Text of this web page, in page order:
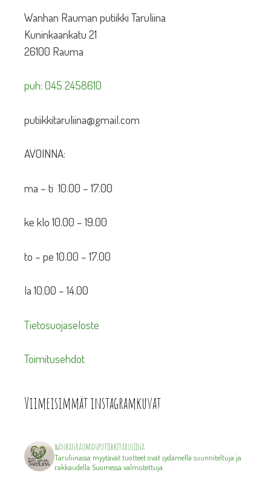
Wanhan Rauman putiikki Taruliina
Kuninkaankatu 21
26100 Rauma
puh: 045 2458610
putiikkitaruliina@gmail.com
AVOINNA:
ma – ti 10.00 – 17.00
ke klo 10.00 – 19.00
to – pe 10.00 – 17.00
la 10.00 – 14.00
Tietosuojaseloste
Toimitusehdot
Viimeisimmät instagramkuvat
wanhanraumanputiikkitaruliina
Taruliinassa myytävät tuotteet ovat sydämellä suunniteltuja ja
rakkaudella Suomessa valmistettuja.